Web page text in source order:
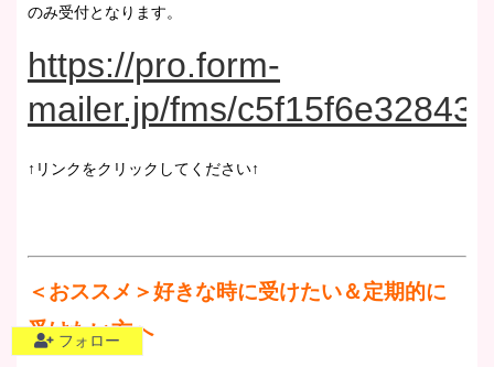
のみ受付となります。
https://pro.form-
mailer.jp/fms/c5f15f6e328433
↑リンクをクリックしてください↑
＜おススメ＞好きな時に受けたい＆定期的に
受けたい方へ
フォロー